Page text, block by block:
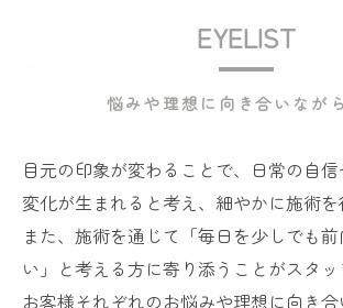
悩みや理想に向き合いなが
EYELIST
目元の印象が変わることで、日常の自
変化が生まれると考え、細やかに施術を
また、施術を通じて「毎日を少しでも
い」と考える方に寄り添うことがスタッ
お客様それぞれのお悩みや理想に向き合